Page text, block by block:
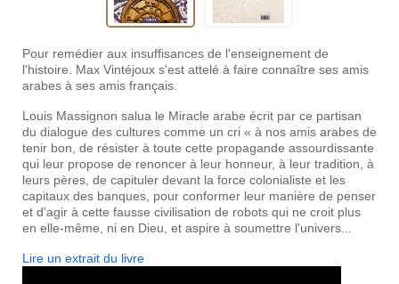
Pour remédier aux insuffisances de l'enseignement de
l'histoire. Max Vintéjoux s'est attelé à faire connaître ses amis
arabes à ses amis français.
Louis Massignon salua le Miracle arabe écrit par ce partisan
du dialogue des cultures comme un cri « à nos amis arabes de
tenir bon, de résister à toute cette propagande assourdissante
qui leur propose de renoncer à leur honneur, à leur tradition, à
leurs pères, de capituler devant la force colonialiste et les
capitaux des banques, pour conformer leur manière de penser
et d'agir à cette fausse civilisation de robots qui ne croit plus
en elle-même, ni en Dieu, et aspire à soumettre l'univers...
Lire un extrait du livre